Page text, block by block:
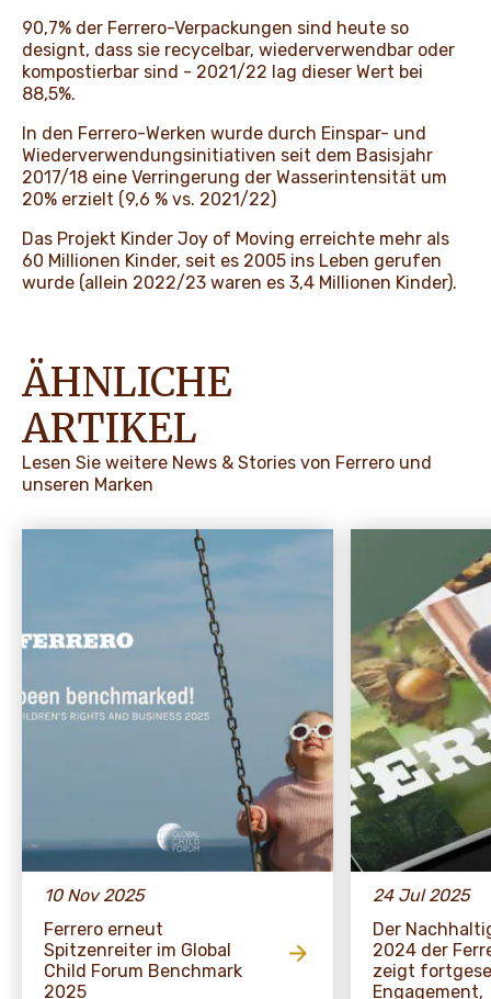
90,7% der Ferrero-Verpackungen sind heute so
designt, dass sie recycelbar, wiederverwendbar oder
kompostierbar sind - 2021/22 lag dieser Wert bei
88,5%.
In den Ferrero-Werken wurde durch Einspar- und
Wiederverwendungsinitiativen seit dem Basisjahr
2017/18 eine Verringerung der Wasserintensität um
20% erzielt (9,6 % vs. 2021/22)
Das Projekt Kinder Joy of Moving erreichte mehr als
60 Millionen Kinder, seit es 2005 ins Leben gerufen
wurde (allein 2022/23 waren es 3,4 Millionen Kinder).
ÄHNLICHE
ARTIKEL
Lesen Sie weitere News & Stories von Ferrero und
unseren Marken
10 Nov 2025
Ferrero erneut
Spitzenreiter im Global
Child Forum Benchmark
2025
24 Jul 2025
Der
2024 der
zeigt
Engagement,